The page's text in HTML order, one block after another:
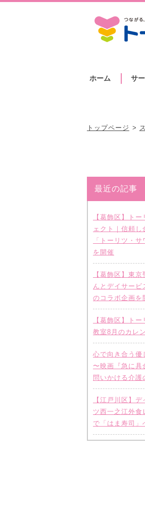
ホーム サ
トップページ
最近の記事
【葛飾区】ト
ェクト｜信頼し
「トーリツ・
を開催
【葛飾区】東
んとデイサービ
のコラボ企画を
【葛飾区】ト
教室8月のカレ
心で向き合う優
〜映画『急に具
問いかける介護
【江戸川区】
ツ西一之江外食
で「はま寿司」